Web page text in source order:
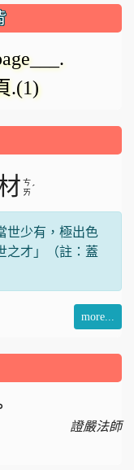
.(1)
ㄘ
ㄞˊ
世少有，極出色
之才」（註：蓋
more...
證嚴法師